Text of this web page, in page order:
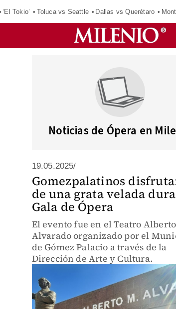
‘El Tokio’ Toluca vs Seattle Dallas vs Querétaro
Noticias de Ópera en
19.05.2025/
Gomezpalatinos
de una grata velada
Gala de Ópera
El evento fue en el Teatro
Alvarado organizado por el
de Gómez Palacio a través de la
Dirección de Arte y Cultura.